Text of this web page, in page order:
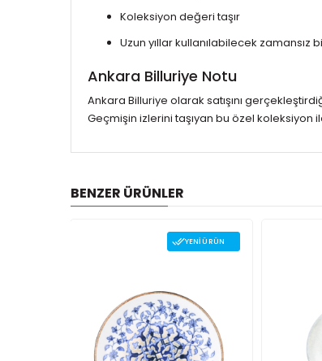
Koleksiyon değeri taşır
Uzun yıllar kullanılabilecek zamansız
Ankara Billuriye Notu
Ankara Billuriye olarak satışını
Geçmişin izlerini taşıyan bu özel koleksiyon
BENZER ÜRÜNLER
YENI ÜRÜN